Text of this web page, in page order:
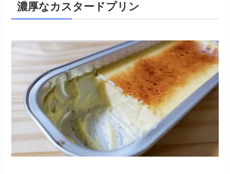
濃厚なカスタードプリン